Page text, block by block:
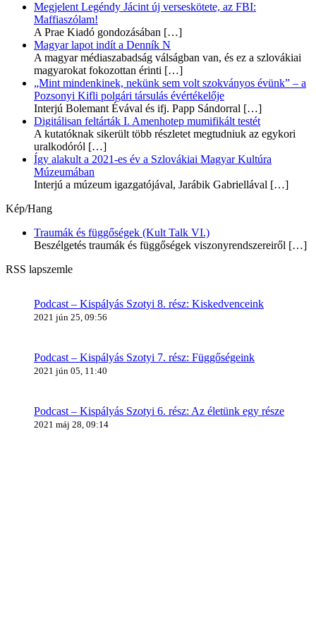
Megjelent Legéndy Jácint új verseskötete, az FBI:
Maffiaszólam!
A Prae Kiadó gondozásában […]
Magyar lapot indít a Denník N
A magyar médiaszabadság válságban van, és ez a szlovákiai
magyarokat fokozottan érinti […]
„Mint mindenkinek, nekünk sem volt szokványos évünk” – a
Pozsonyi Kifli polgári társulás évértékelője
Interjú Bolemant Évával és ifj. Papp Sándorral […]
Digitálisan feltárták I. Amenhotep mumifikált testét
A kutatóknak sikerült több részletet megtudniuk az egykori
uralkodóról […]
Így alakult a 2021-es év a Szlovákiai Magyar Kultúra
Múzeumában
Interjú a múzeum igazgatójával, Jarábik Gabriellával […]
Kép/Hang
Traumák és függőségek (Kult Talk VI.)
Beszélgetés traumák és függőségek viszonyrendszereiről […]
RSS lapszemle
Podcast – Kispályás Szotyi 8. rész: Kiskedvenceink
2021 jún 25, 09:56
Podcast – Kispályás Szotyi 7. rész: Függőségeink
2021 jún 05, 11:40
Podcast – Kispályás Szotyi 6. rész: Az életünk egy része
2021 máj 28, 09:14